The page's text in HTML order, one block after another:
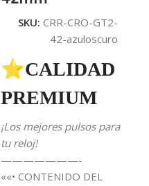
SKU: CRR-CRO-GT2-
42-azuloscuro
⭐CALIDAD
PREMIUM
¡Los mejores pulsos para
tu reloj!
———————-
««• CONTENIDO DEL